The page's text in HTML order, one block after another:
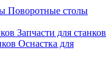
Поворотные столы
Запчасти для станков
Оснастка для